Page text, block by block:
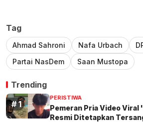
Tag
Ahmad Sahroni Nafa Urbach
Partai NasDem
Saan Mustopa
Trending
PERISTIWA
Pemeran Pria Video Viral
Resmi Ditetapkan